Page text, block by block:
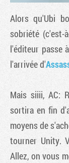
Alors qu'Ubi
sobriété (c'est-
l'éditeur passe
l'arrivée d'
Mais siiii, AC:
sortira en fin
moyens de
tourner Unity.
Allez, on vous